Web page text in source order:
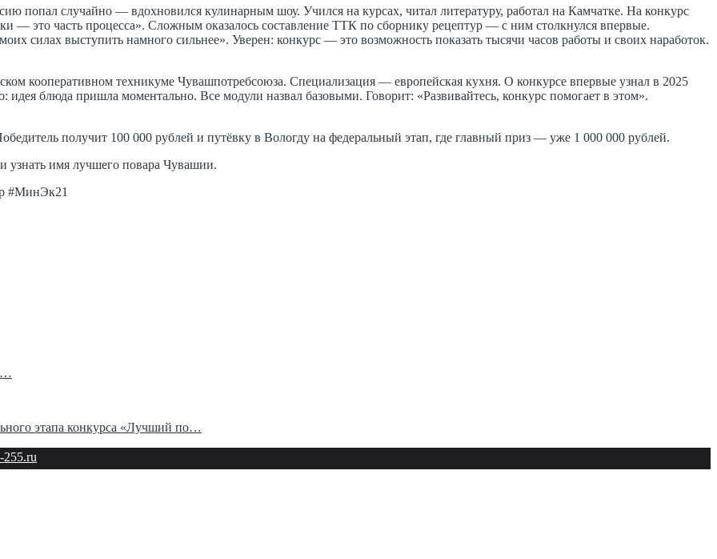
попал случайно — вдохновился кулинарным шоу. Учился на курсах, читал литературу, работал на Камчатке. На конкурс
— это часть процесса». Сложным оказалось составление ТТК по сборнику рецептур — с ним столкнулся впервые.
силах выступить намного сильнее». Уверен: конкурс — это возможность показать тысячи часов работы и своих наработок.
кооперативном техникуме Чувашпотребсоюза. Специализация — европейская кухня. О конкурсе впервые узнал в 2025
идея блюда пришла моментально. Все модули назвал базовыми. Говорит: «Развивайтесь, конкурс помогает в этом».
получит 100 000 рублей и путёвку в Вологду на федеральный этап, где главный приз — уже 1 000 000 рублей.
узнать имя лучшего повара Чувашии.
#МинЭк21
этапа конкурса «Лучший по…
255.ru